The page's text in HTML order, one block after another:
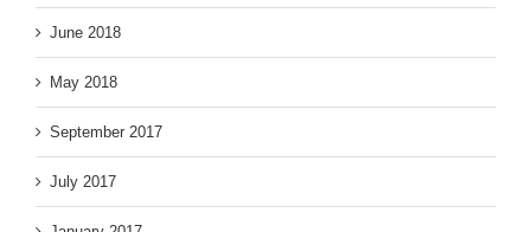
June 2018
May 2018
September 2017
July 2017